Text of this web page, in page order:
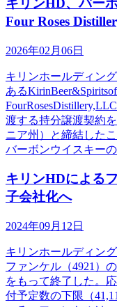
キリンHD、バー
Four Roses
2026年02月06日
キリンホールディン
ある
渡する持分譲渡契約
ニア州）と締結したこ
バーボンウイスキー
キリンHDによる
子会社化へ
2024年09月12日
キリンホールディン
ファンケル（4921）
をもって終了した。
付予定数の下限（